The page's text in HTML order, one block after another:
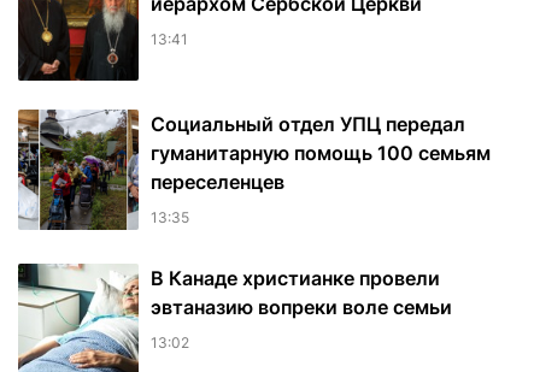
13:41
Социальный отдел УПЦ передал
гуманитарную помощь 100 семьям
переселенцев
13:35
В Канаде христианке провели
эвтаназию вопреки воле семьи
13:02